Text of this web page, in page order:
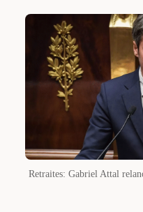
Retraites: Gabriel Attal